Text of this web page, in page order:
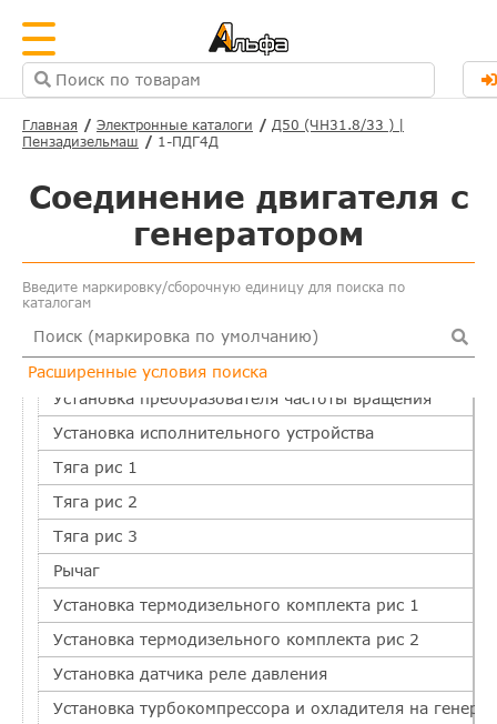
Главная Электронные каталоги
Д50 (ЧН31.8/33 ) |
Пензадизельмаш
1-ПДГ4Д
Соединение двигателя с
генератором
Введите маркировку/сборочную единицу для поиска по
каталогам
Расширенные условия поиска
Основные
Масляная система
Топливная система
Воздушная система
Дополнительное оборудование
Соединение двигателя с генератором
Установка преобразователя частоты вращения
Установка исполнительного устройства
Тяга рис 1
Тяга рис 2
Тяга рис 3
Рычаг
Установка термодизельного комплекта рис 1
Установка термодизельного комплекта рис 2
Установка датчика реле давления
Установка турбокомпрессора и охладителя на